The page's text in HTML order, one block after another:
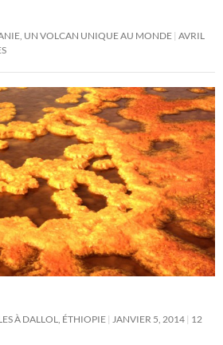
UN VOLCAN UNIQUE AU MONDE AVRIL
À DALLOL, ÉTHIOPIE JANVIER 5, 2014 12